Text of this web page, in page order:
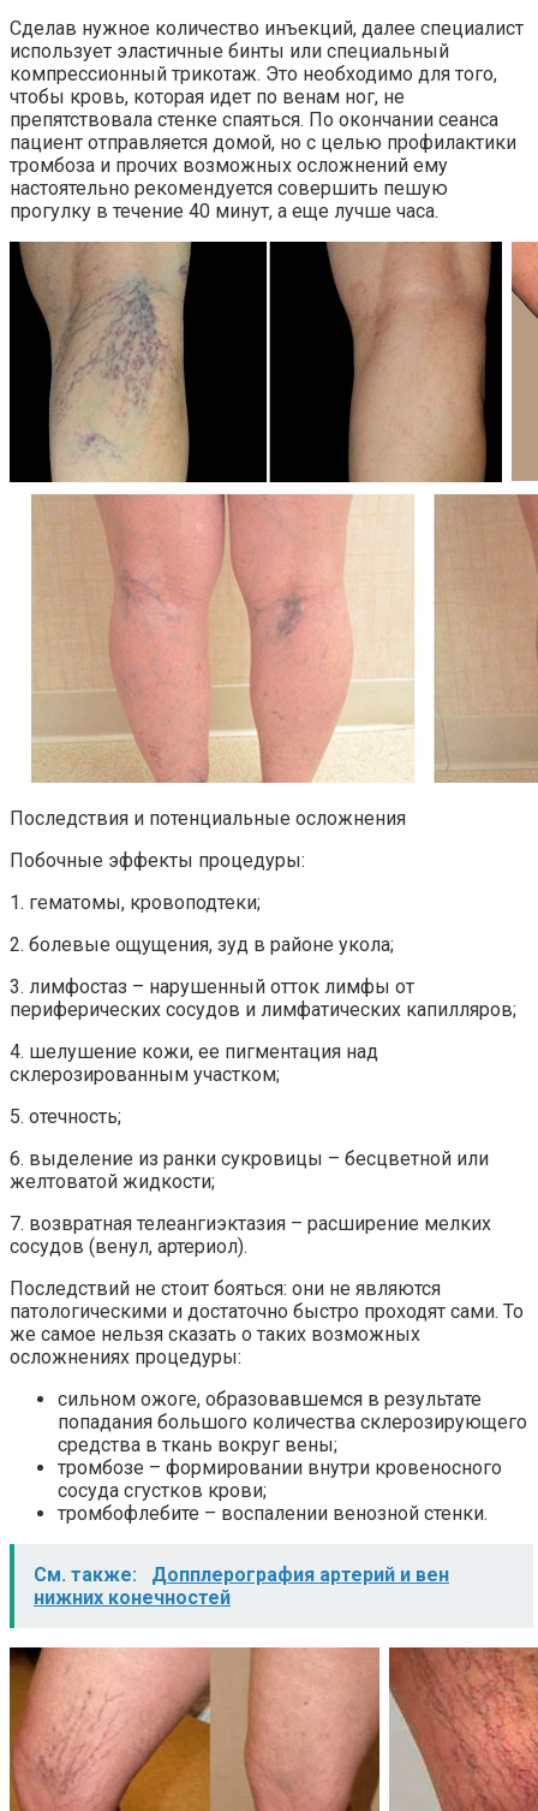
Сделав нужное количество инъекций, далее специалист
использует эластичные бинты или специальный
компрессионный трикотаж. Это необходимо для того,
чтобы кровь, которая идет по венам ног, не
препятствовала стенке спаяться. По окончании сеанса
пациент отправляется домой, но с целью профилактики
тромбоза и прочих возможных осложнений ему
настоятельно рекомендуется совершить пешую
прогулку в течение 40 минут, а еще лучше часа.
Последствия и потенциальные осложнения
Побочные эффекты процедуры:
1. гематомы, кровоподтеки;
2. болевые ощущения, зуд в районе укола;
3. лимфостаз – нарушенный отток лимфы от
периферических сосудов и лимфатических капилляров;
4. шелушение кожи, ее пигментация над
склерозированным участком;
5. отечность;
6. выделение из ранки сукровицы – бесцветной или
желтоватой жидкости;
7. возвратная телеангиэктазия – расширение мелких
сосудов (венул, артериол).
Последствий не стоит бояться: они не являются
патологическими и достаточно быстро проходят сами. То
же самое нельзя сказать о таких возможных
осложнениях процедуры:
сильном ожоге, образовавшемся в результате
попадания большого количества склерозирующего
средства в ткань вокруг вены;
тромбозе – формировании внутри кровеносного
сосуда сгустков крови;
тромбофлебите – воспалении венозной стенки.
См. также:
Допплерография артерий и вен
нижних конечностей